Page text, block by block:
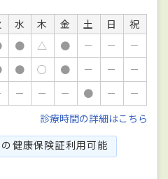
水 木 金 土 日
祝
● △ ● － －
－
● ○ ● － －
－
－ － － ● －
－
診療時間の詳細はこちら
健康保険証利用可能